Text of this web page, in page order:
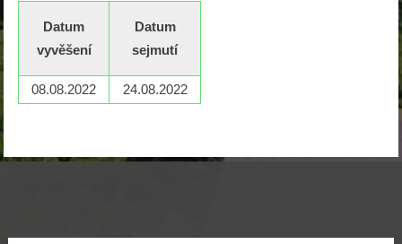
Datum
vyvěšení
Datum
sejmutí
08.08.2022 24.08.2022